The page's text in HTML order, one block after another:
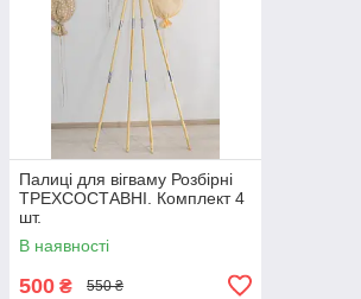
Палиці для вігваму Розбірні
ТРЕХСОСТАВНІ. Комплект 4
шт.
В наявності
500 ₴ 550 ₴